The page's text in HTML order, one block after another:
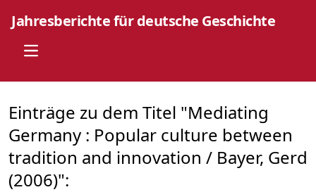
Jahresberichte für deutsche Geschichte
Open main menu
Einträge zu dem Titel "Mediating
Germany : Popular culture between
tradition and innovation / Bayer, Gerd
(2006)":